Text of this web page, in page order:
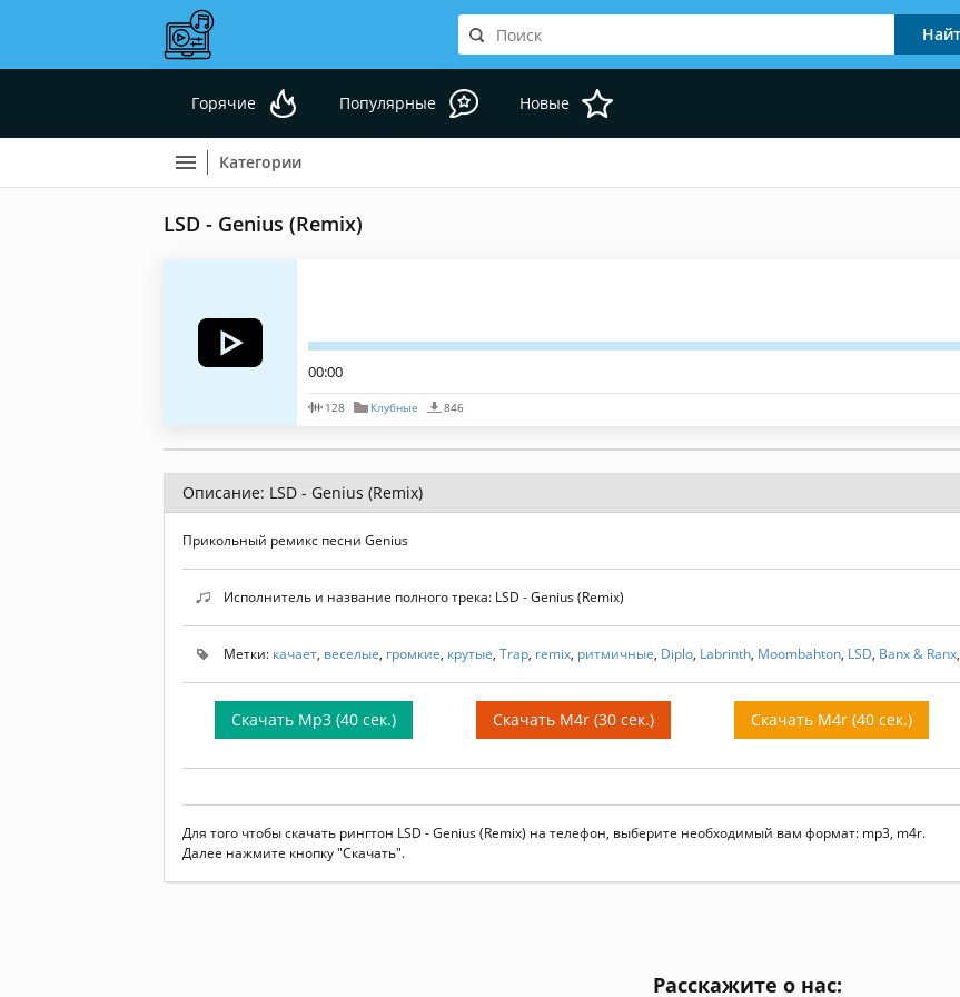
Горячие Популярные Новые
Категории
LSD - Genius (Remix)
00:00
128 Клубные 846
Описание: LSD - Genius (Remix)
Прикольный ремикс песни Genius
Исполнитель и название полного трека: LSD - Genius (Remix)
Метки: качает, веселые, громкие, крутые, Trap, remix, ритмичные, Diplo, Labrinth, Moombahton, LSD, Banx & Ranx,
Скачать Mp3 (40 сек.) Скачать M4r (30 сек.) Скачать M4r (40 сек.)
Для того чтобы скачать рингтон LSD - Genius (Remix) на телефон, выберите необходимый вам формат: mp3, m4r.
Далее нажмите кнопку "Скачать".
Расскажите о нас: